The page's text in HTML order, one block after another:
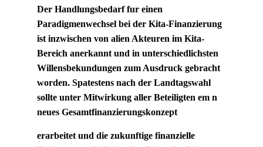
Der Handlungsbedarf fur einen
Paradigmenwechsel bei der Kita-Finanzierung
ist inzwischen von alien Akteuren im Kita-
Bereich anerkannt und in unterschiedlichsten
Willensbekundungen zum Ausdruck gebracht
worden. Spatestens nach der Landtagswahl
sollte unter Mitwirkung aller Beteiligten em n
neues Gesamtfinanzierungskonzept
erarbeitet und die zukunftige finanzielle